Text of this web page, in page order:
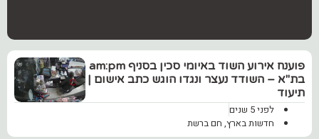
פוענח אירוע השוד באיומי סכין בסניף am:pm
בת"א – השודד נעצר ונגדו הוגש כתב אישום |
תיעוד
לפני 5 שנים
חדשות בארץ, חם ברשת